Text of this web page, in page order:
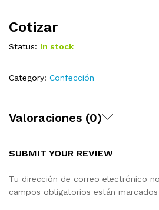
Cotizar
Status: In stock
Category: Confección
Valoraciones (0)
SUBMIT YOUR REVIEW
Tu dirección de correo electrónico
campos obligatorios están